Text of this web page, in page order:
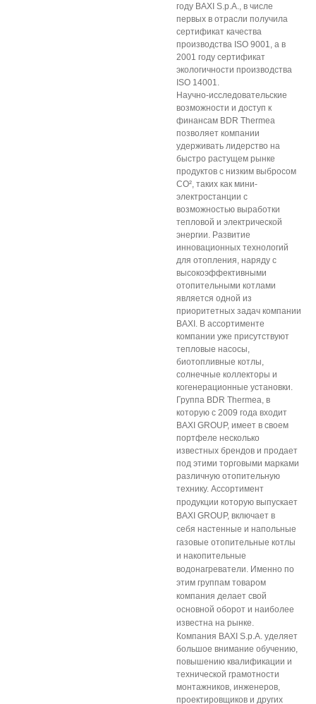
году BAXI S.p.A., в числе
первых в отрасли получила
сертификат качества
производства ISO 9001, а в
2001 году сертификат
экологичности производства
ISO 14001.
Научно-исследовательские
возможности и доступ к
финансам BDR Thermea
позволяет компании
удерживать лидерство на
быстро растущем рынке
продуктов с низким выбросом
CO², таких как мини-
электростанции с
возможностью выработки
тепловой и электрической
энергии. Развитие
инновационных технологий
для отопления, наряду с
высокоэффективными
отопительными котлами
является одной из
приоритетных задач компании
BAXI. В ассортименте
компании уже присутствуют
тепловые насосы,
биотопливные котлы,
солнечные коллекторы и
когенерационные установки.
Группа BDR Thermea, в
которую с 2009 года входит
BAXI GROUP, имеет в своем
портфеле несколько
известных брендов и продает
под этими торговыми марками
различную отопительную
технику. Ассортимент
продукции которую выпускает
BAXI GROUP, включает в
себя настенные и напольные
газовые отопительные котлы
и накопительные
водонагреватели. Именно по
этим группам товаром
компания делает свой
основной оборот и наиболее
известна на рынке.
Компания BAXI S.p.A. уделяет
большое внимание обучению,
повышению квалификации и
технической грамотности
монтажников, инженеров,
проектировщиков и других